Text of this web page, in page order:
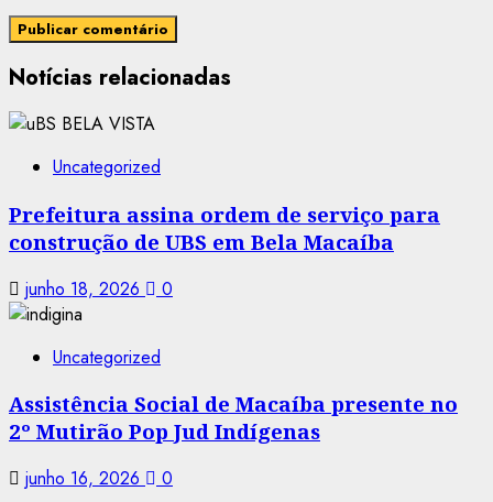
Notícias relacionadas
Uncategorized
Prefeitura assina ordem de serviço para
construção de UBS em Bela Macaíba
junho 18, 2026 0
Uncategorized
Assistência Social de Macaíba presente no
2º Mutirão Pop Jud Indígenas
junho 16, 2026 0